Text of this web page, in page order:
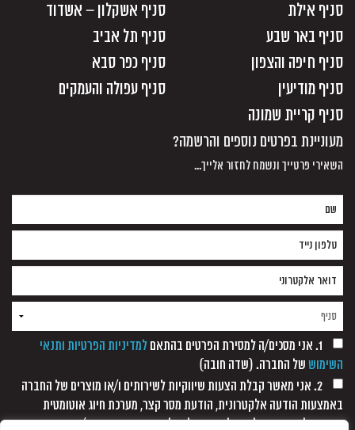
סניף אילת
סניף אשקלון – אשדוד
סניף באר שבע
סניף תל אביב
סניף חיפה והצפון
סניף כפר סבא
סניף מודיעין
סניף עפולה והעמקים
סניף קריית שמונה
מעוניינת בפרטים נוספים והרשמה?
השאירי פרטייך ונשמח לחזור אלייך...
1. אני מסכים/ה למסירת הפרטים בהתאם
למדיניות הפרטיות ותנאי
השימוש של החברה. (שדה חובה)
2. אני מאשר קבלת הצעות שיווקיות לשירותים ו/או מוצרים של החברה
באמצעות הודעה אלקטרונית, הודעת מסר קצר, מערכת חיוג אוטומטית
ופקסימיליה, וזאת כל עוד לא נתקבלה כל הודעה אחרת ממני/